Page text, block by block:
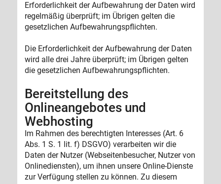
Erforderlichkeit der Aufbewahrung der Daten wird
regelmäßig überprüft; im Übrigen gelten die
gesetzlichen Aufbewahrungspflichten.
Die Erforderlichkeit der Aufbewahrung der Daten
wird alle drei Jahre überprüft; im Übrigen gelten
die gesetzlichen Aufbewahrungspflichten.
Bereitstellung des
Onlineangebotes und
Webhosting
Im Rahmen des berechtigten Interesses (Art. 6
Abs. 1 S. 1 lit. f) DSGVO) verarbeiten wir die
Daten der Nutzer (Webseitenbesucher, Nutzer von
Onlinediensten), um ihnen unsere Online-Dienste
zur Verfügung stellen zu können. Zu diesem